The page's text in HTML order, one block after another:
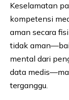
Keselamatan
kompetensi
aman secara
tidak
mental dari
data
terganggu.